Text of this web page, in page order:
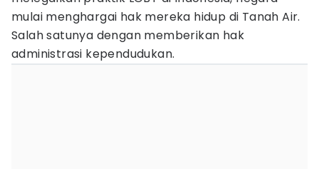
mulai menghargai hak mereka hidup di Tanah Air.
Salah satunya dengan memberikan hak
administrasi kependudukan.